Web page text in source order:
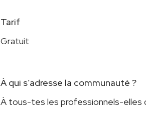
Tarif
Gratuit
À qui s’adresse la communauté ?
À tous-tes les professionnels-elles